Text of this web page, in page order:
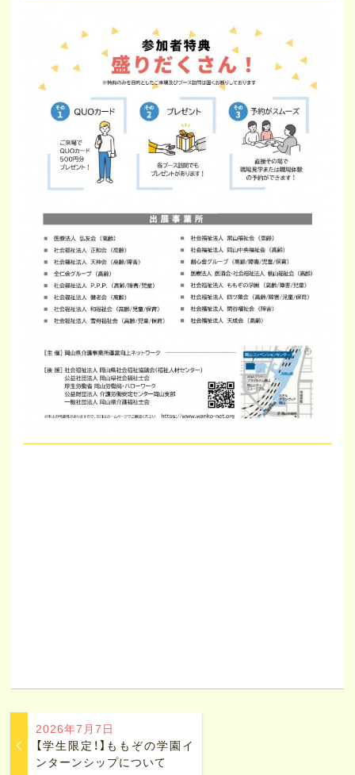
2026年7月7日
【学生限定！】ももぞの学園イ
ンターンシップについて